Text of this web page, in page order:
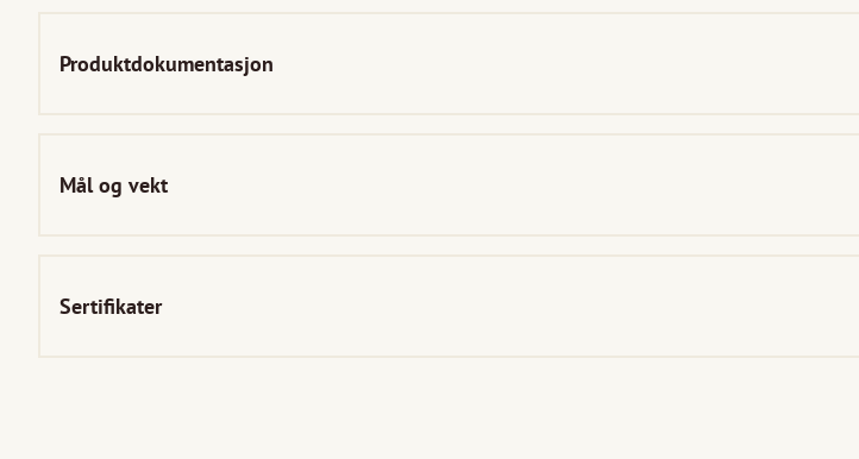
Produktdokumentasjon
Mål og vekt
Sertifikater